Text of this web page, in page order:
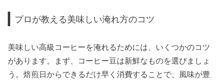
プロが教える美味しい淹れ方のコツ
美味しい高級コーヒーを淹れるためには、いくつかのコツ
があります。まず、コーヒー豆は新鮮なものを選びましょ
う。焙煎日からできるだけ早く消費することで、風味が豊